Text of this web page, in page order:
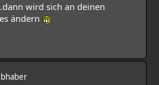
wird sich an deinen
ändern